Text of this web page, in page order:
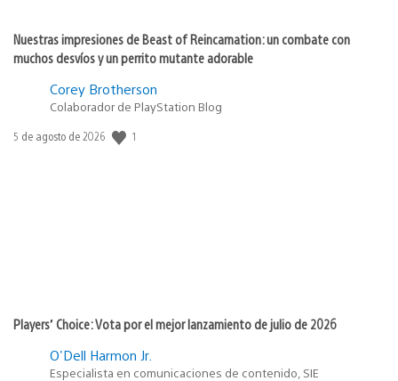
Nuestras impresiones de Beast of Reincarnation: un combate con
muchos desvíos y un perrito mutante adorable
Corey Brotherson
Colaborador de PlayStation Blog
Fecha
5 de agosto de 2026 1
Players’ Choice: Vota por el mejor lanzamiento de julio de 2026
O'Dell Harmon Jr.
Especialista en comunicaciones de contenido, SIE